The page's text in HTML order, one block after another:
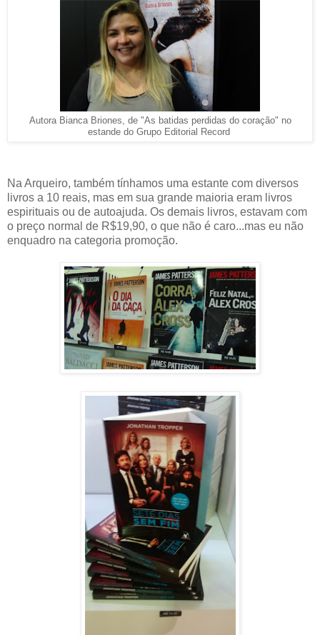
Autora Bianca Briones, de "As batidas perdidas do coração" no
estande do Grupo Editorial Record
Na Arqueiro, também tínhamos uma estante com diversos
livros a 10 reais, mas em sua grande maioria eram livros
espirituais ou de autoajuda. Os demais livros, estavam com
o preço normal de R$19,90, o que não é caro...mas eu não
enquadro na categoria promoção.